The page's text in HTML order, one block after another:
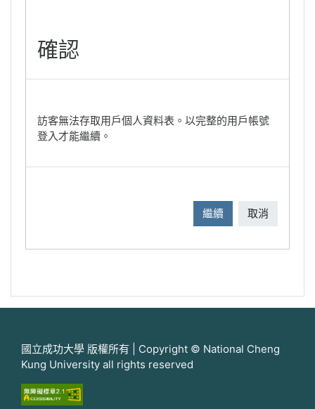
確認
訪客無法存取用戶個人資料表。以完整的用戶帳號
登入才能繼續。
繼續 取消
國立成功大學 版權所有 | Copyright © National Cheng
Kung University all rights reserved